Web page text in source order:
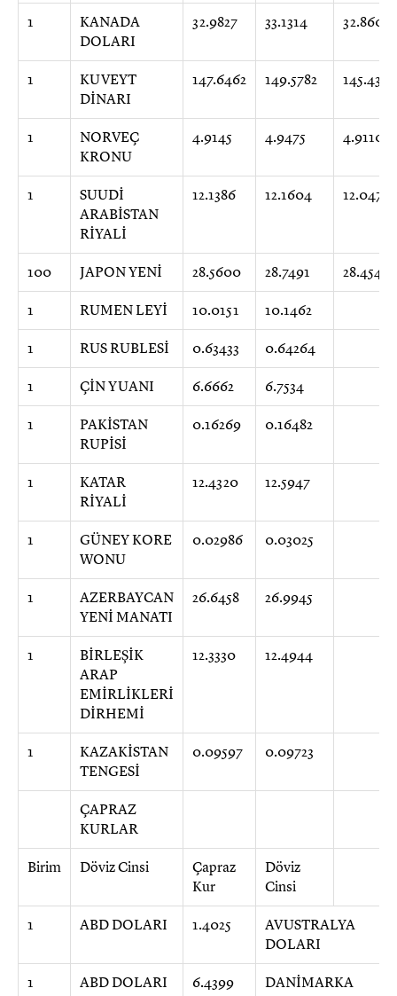
1
KANADA
DOLARI
32.9827 33.1314 32.8606
1
KUVEYT
DİNARI
147.6462 149.5782 145.4315
1
NORVEÇ
KRONU
4.9145 4.9475 4.9110
1
SUUDİ
ARABİSTAN
RİYALİ
12.1386 12.1604 12.0475
100 JAPON YENİ 28.5600 28.7491 28.4544
1 RUMEN LEYİ 10.0151 10.1462
1 RUS RUBLESİ 0.63433 0.64264
1 ÇİN YUANI 6.6662 6.7534
1
PAKİSTAN
RUPİSİ
0.16269 0.16482
1
KATAR
RİYALİ
12.4320 12.5947
1
GÜNEY KORE
WONU
0.02986 0.03025
1
AZERBAYCAN
YENİ MANATI
26.6458 26.9945
1
BİRLEŞİK
ARAP
EMİRLİKLERİ
DİRHEMİ
12.3330 12.4944
1
KAZAKİSTAN
TENGESİ
0.09597 0.09723
ÇAPRAZ
KURLAR
Birim Döviz Cinsi
Çapraz
Kur
Döviz
Cinsi
1 ABD DOLARI 1.4025
AVUSTRALYA
DOLARI
1 ABD DOLARI 6.4399
DANİMARKA